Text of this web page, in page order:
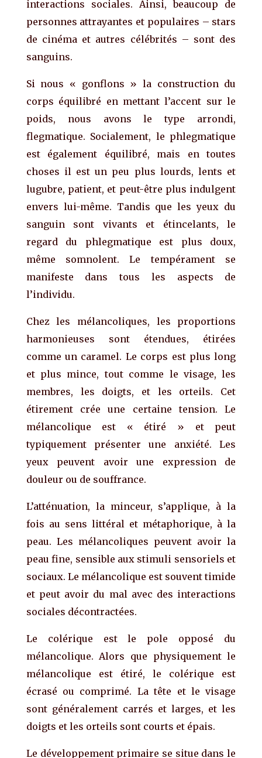
interactions sociales. Ainsi, beaucoup de
personnes attrayantes et populaires – stars
de cinéma et autres célébrités – sont des
sanguins.
Si nous « gonflons » la construction du
corps équilibré en mettant l’accent sur le
poids, nous avons le type arrondi,
flegmatique. Socialement, le phlegmatique
est également équilibré, mais en toutes
choses il est un peu plus lourds, lents et
lugubre, patient, et peut-être plus indulgent
envers lui-même. Tandis que les yeux du
sanguin sont vivants et étincelants, le
regard du phlegmatique est plus doux,
même somnolent. Le tempérament se
manifeste dans tous les aspects de
l’individu.
Chez les mélancoliques, les proportions
harmonieuses sont étendues, étirées
comme un caramel. Le corps est plus long
et plus mince, tout comme le visage, les
membres, les doigts, et les orteils. Cet
étirement crée une certaine tension. Le
mélancolique est « étiré » et peut
typiquement présenter une anxiété. Les
yeux peuvent avoir une expression de
douleur ou de souffrance.
L’atténuation, la minceur, s’applique, à la
fois au sens littéral et métaphorique, à la
peau. Les mélancoliques peuvent avoir la
peau fine, sensible aux stimuli sensoriels et
sociaux. Le mélancolique est souvent timide
et peut avoir du mal avec des interactions
sociales décontractées.
Le colérique est le pole opposé du
mélancolique. Alors que physiquement le
mélancolique est étiré, le colérique est
écrasé ou comprimé. La tête et le visage
sont généralement carrés et larges, et les
doigts et les orteils sont courts et épais.
Le développement primaire se situe dans le